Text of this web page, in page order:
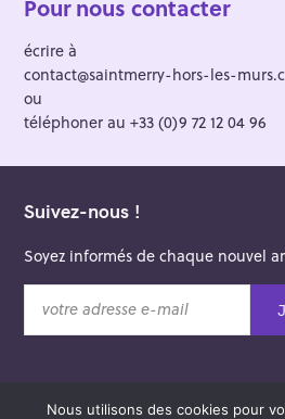
Pour nous contacter
écrire à
contact@saintmerry-hors-les-
ou
téléphoner au +33 (0)9 72 12 04 96
Suivez-nous !
Soyez informés de chaque nouvel
t
Nous utilisons des cookies pour